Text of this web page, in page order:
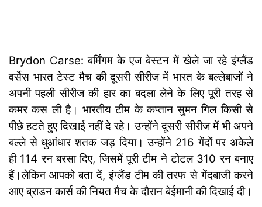
Brydon Carse: बर्मिंगम के एज बेस्टन में खेले जा रहे इंग्लैंड
वर्सेस भारत टेस्ट मैच की दूसरी सीरीज में भारत के बल्लेबाजों ने
अपनी पहली सीरीज की हार का बदला लेने के लिए पूरी तरह से
कमर कस ली है। भारतीय टीम के कप्तान सुमन गिल किसी से
पीछे हटते हुए दिखाई नहीं दे रहे। उन्होंने दूसरी सीरीज में भी अपने
बल्ले से धुआंधार शतक जड़ दिया। उन्होंने 216 गेंदों पर अकेले
ही 114 रन बरसा दिए, जिसमें पूरी टीम ने टोटल 310 रन बनाए
हैं।लेकिन आपको बता दें, इंग्लैंड टीम की तरफ से गेंदबाजी करने
आए ब्राडन कार्स की नियत मैच के दौरान बेईमानी की दिखाई दी।